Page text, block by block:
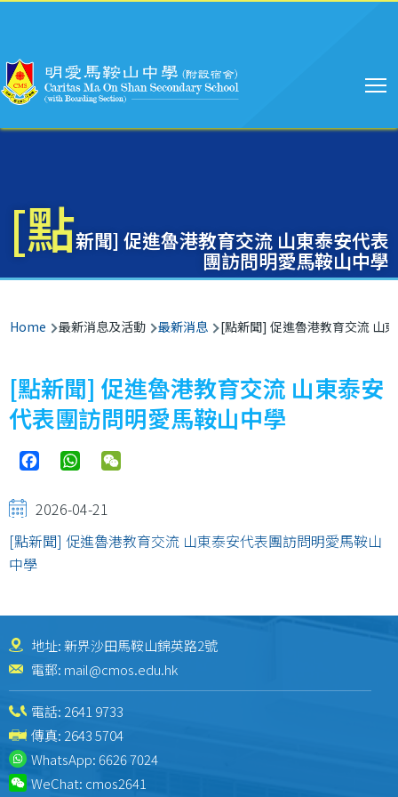
[點新聞] 促進魯港教育交流 山東泰安代表
團訪問明愛馬鞍山中學
Breadcrumb
Home 最新消息及活動 最新消息 [點新聞] 促進魯港教育交流 山
[點新聞] 促進魯港教育交流 山東泰安
代表團訪問明愛馬鞍山中學
FacebookWhatsApp
2026-04-21
[點新聞] 促進魯港教育交流 山東泰安代表團訪問明愛馬鞍山
中學
地址: 新界沙田馬鞍山錦英路2號
電郵: mail@cmos.edu.hk
電話: 2641 9733
傳真: 2643 5704
WhatsApp:6626 7024
WeChat: cmos2641